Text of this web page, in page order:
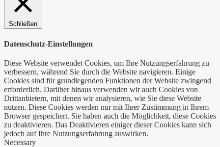
Schließen
Datenschutz-Einstellungen
Diese Website verwendet Cookies, um Ihre Nutzungserfahrung zu
verbessern, während Sie durch die Website navigieren. Einige
Cookies sind für grundlegenden Funktionen der Website zwingend
erforderlich. Darüber hinaus verwenden wir auch Cookies von
Drittanbietern, mit denen wir analysieren, wie Sie diese Website
nutzen. Diese Cookies werden nur mit Ihrer Zustimmung in Ihrem
Browser gespeichert. Sie haben auch die Möglichkeit, diese Cookies
zu deaktivieren. Das Deaktivieren einiger dieser Cookies kann sich
jedoch auf Ihre Nutzungserfahrung auswirken.
Necessary